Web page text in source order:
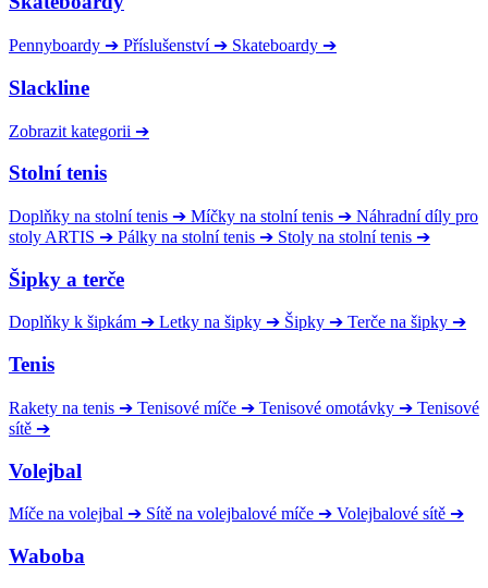
Pennyboardy ➔ Příslušenství ➔ Skateboardy ➔
Slackline
Zobrazit kategorii ➔
Stolní tenis
Doplňky na stolní tenis ➔ Míčky na stolní tenis ➔ Náhradní díly pro
stoly ARTIS ➔ Pálky na stolní tenis ➔ Stoly na stolní tenis ➔
Šipky a terče
Doplňky k šipkám ➔ Letky na šipky ➔ Šipky ➔ Terče na šipky ➔
Tenis
Rakety na tenis ➔ Tenisové míče ➔ Tenisové omotávky ➔ Tenisové
sítě ➔
Volejbal
Míče na volejbal ➔ Sítě na volejbalové míče ➔ Volejbalové sítě ➔
Waboba